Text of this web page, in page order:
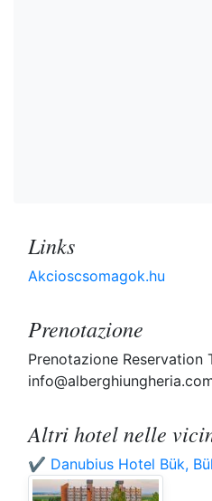
Links
Akcioscsomagok.hu
Prenotazione
Prenotazione Reservation
Altri hotel nelle
✔️ Danubius Hotel Bük,